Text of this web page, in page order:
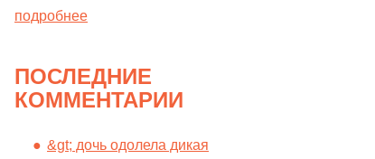
подробнее
ПОСЛЕДНИЕ
КОММЕНТАРИИ
&gt; дочь одолела дикая